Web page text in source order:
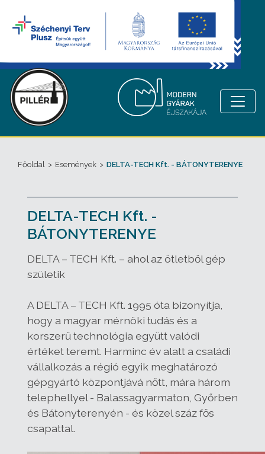
Főoldal > Események > DELTA-TECH Kft. - BÁTONYTERENYE
DELTA-TECH Kft. -
BÁTONYTERENYE
DELTA – TECH Kft. – ahol az ötletből gép
születik
A DELTA – TECH Kft. 1995 óta bizonyítja,
hogy a magyar mérnöki tudás és a
korszerű technológia együtt valódi
értéket teremt. Harminc év alatt a családi
vállalkozás a régió egyik meghatározó
gépgyártó központjává nőtt, mára három
telephellyel - Balassagyarmaton, Győrben
és Bátonyterenyén - és közel száz fős
csapattal.